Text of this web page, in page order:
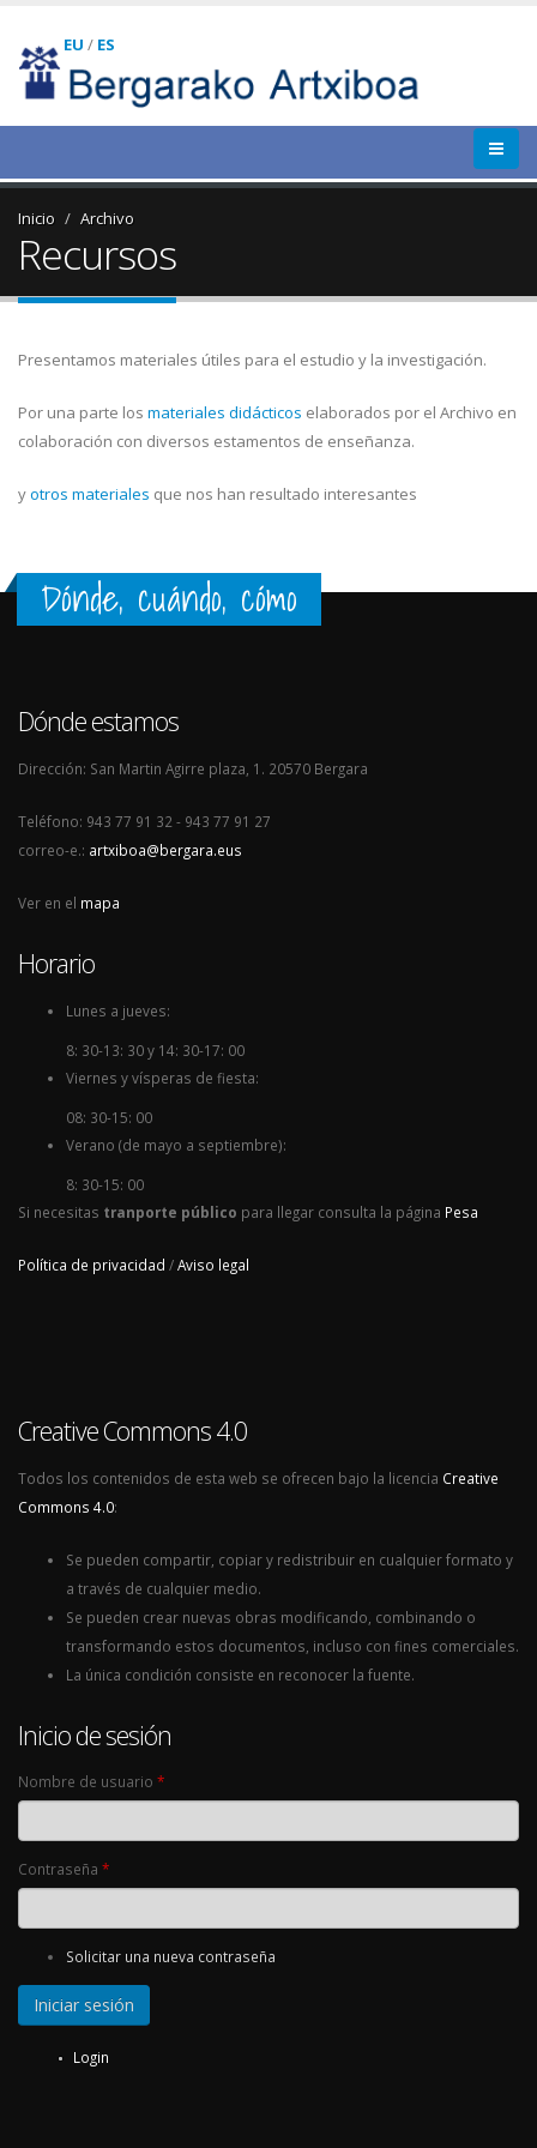
EU / ES
Inicio Archivo
Recursos
Presentamos materiales útiles para el estudio y la investigación.
Por una parte los materiales didácticos elaborados por el Archivo en
colaboración con diversos estamentos de enseñanza.
yotros materiales que nos han resultado interesantes
Dónde, cuándo, cómo
Dónde estamos
Dirección: San Martin Agirre plaza, 1. 20570 Bergara
Teléfono: 943 77 91 32 - 943 77 91 27
correo-e.: artxiboa@bergara.eus
Ver en el mapa
Horario
Lunes a jueves:
8: 30-13: 30 y 14: 30-17: 00
Viernes y vísperas de fiesta:
08: 30-15: 00
Verano (de mayo a septiembre):
8: 30-15: 00
Si necesitas tranporte público para llegar consulta la página Pesa
Política de privacidad /Aviso legal
Creative Commons 4.0
Todos los contenidos de esta web se ofrecen bajo la licencia Creative
Commons 4.0:
Se pueden compartir, copiar y redistribuir en cualquier formato y
a través de cualquier medio.
Se pueden crear nuevas obras modificando, combinando o
transformando estos documentos, incluso con fines comerciales.
La única condición consiste en reconocer la fuente.
Inicio de sesión
Nombre de usuario *
Contraseña *
Solicitar una nueva contraseña
Login